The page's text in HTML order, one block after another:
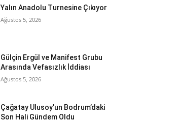
Yalın Anadolu Turnesine Çıkıyor
Ağustos 5, 2026
Gülçin Ergül ve Manifest Grubu
Arasında Vefasızlık İddiası
Ağustos 5, 2026
Çağatay Ulusoy’un Bodrum’daki
Son Hali Gündem Oldu